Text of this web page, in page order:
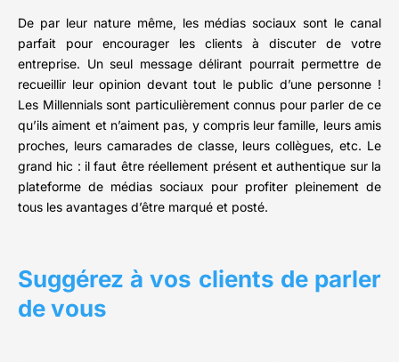
De par leur nature même, les médias sociaux sont le canal
parfait pour encourager les clients à discuter de votre
entreprise. Un seul message délirant pourrait permettre de
recueillir leur opinion devant tout le public d’une personne !
Les Millennials sont particulièrement connus pour parler de ce
qu’ils aiment et n’aiment pas, y compris leur famille, leurs amis
proches, leurs camarades de classe, leurs collègues, etc. Le
grand hic : il faut être réellement présent et authentique sur la
plateforme de médias sociaux pour profiter pleinement de
tous les avantages d’être marqué et posté.
Suggérez à vos clients de parler
de vous